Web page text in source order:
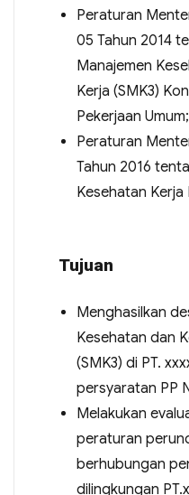
Peraturan
05 Tahun 2014
Manajemen
Kerja (SMK3)
Pekerjaan
Peraturan
Tahun 2016
Kesehatan Kerja
Tujuan
Menghasilkan
Kesehatan dan
(SMK3) di PT.
persyaratan PP
Melakukan
peraturan
berhubungan
dilingkungan